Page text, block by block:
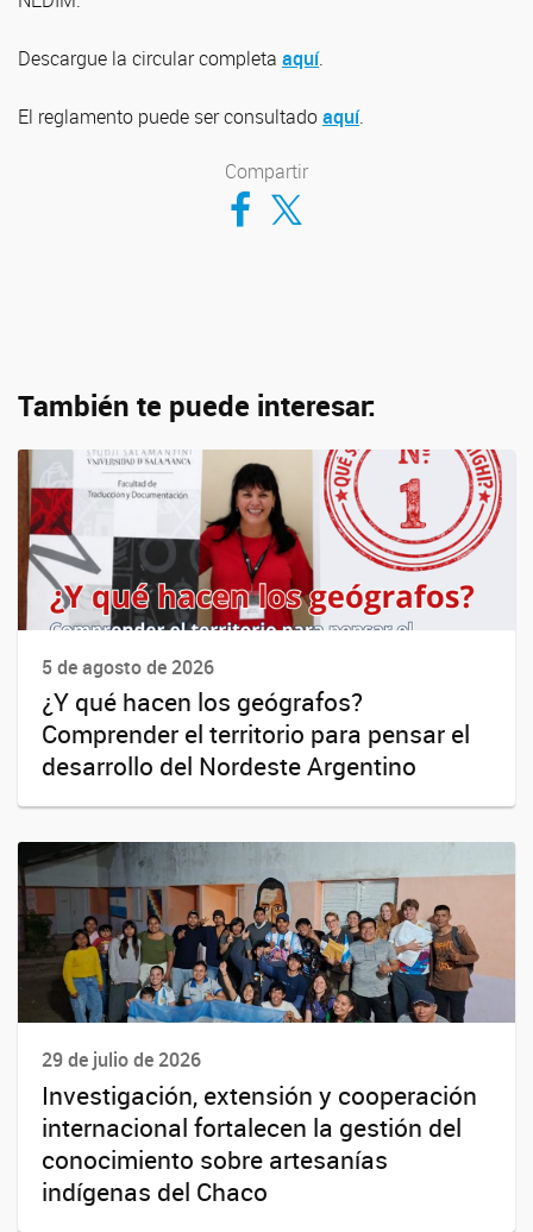
Descargue la circular completa aquí.
El reglamento puede ser consultadoaquí.
Compartir
Compartir en Facebook
Compartir en Twitter
También te puede interesar:
5 de agosto de 2026
¿Y qué hacen los geógrafos?
Comprender el territorio para pensar el
desarrollo del Nordeste Argentino
29 de julio de 2026
Investigación, extensión y cooperación
internacional fortalecen la gestión del
conocimiento sobre artesanías
indígenas del Chaco